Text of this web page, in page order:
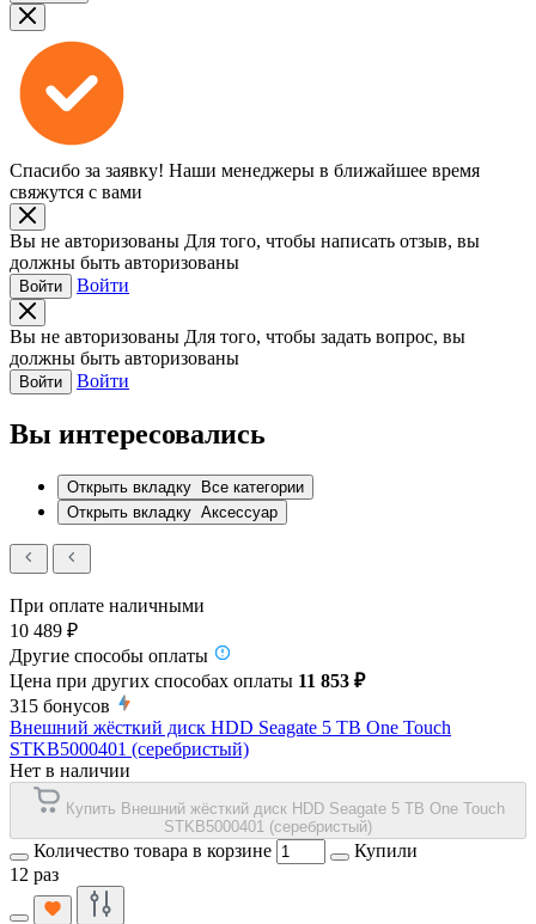
Спасибо за заявку! Наши менеджеры в ближайшее время
свяжутся с вами
Вы не авторизованы Для того, чтобы написать отзыв, вы
должны быть авторизованы
Войти Войти
Вы не авторизованы Для того, чтобы задать вопрос, вы
должны быть авторизованы
Войти Войти
Вы интересовались
Открыть вкладку
Все категории
Открыть вкладку Аксессуар
При оплате наличными
10 489 ₽
Другие способы оплаты
Цена при других способах оплаты 11 853 ₽
315 бонусов
Внешний жёсткий диск HDD Seagate 5 TB One Touch
STKB5000401 (серебристый)
Нет в наличии
Купить Внешний жёсткий диск HDD Seagate 5 TB One Touch
STKB5000401 (серебристый)
Количество товара в корзине
Купили
12 раз